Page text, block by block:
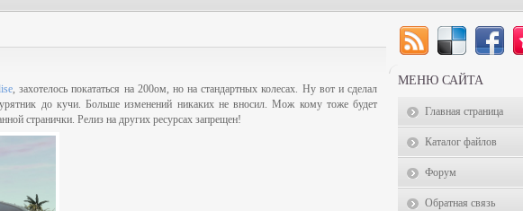
, захотелось покататься на 200ом, но на стандартных колесах. Ну вот и сделал
до кучи. Больше изменений никаких не вносил. Мож кому тоже будет
странички. Релиз на других ресурсах запрещен!
МЕНЮ САЙТА
Главная страница
Каталог файлов
Форум
Обратная связь